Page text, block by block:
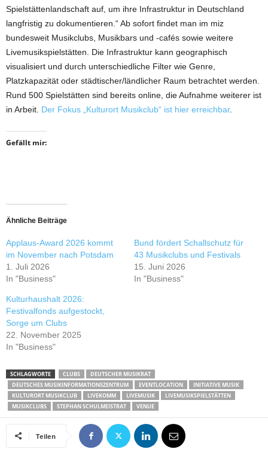
Spielstättenlandschaft auf, um ihre Infrastruktur in Deutschland
langfristig zu dokumentieren.“ Ab sofort findet man im miz
bundesweit Musikclubs, Musikbars und -cafés sowie weitere
Livemusikspielstätten. Die Infrastruktur kann geographisch
visualisiert und durch unterschiedliche Filter wie Genre,
Platzkapazität oder städtischer/ländlicher Raum betrachtet werden.
Rund 500 Spielstätten sind bereits online, die Aufnahme weiterer ist
in Arbeit. Der Fokus „Kulturort Musikclub“ ist hier erreichbar.
Gefällt mir:
Ähnliche Beiträge
Applaus-Award 2026 kommt
im November nach Potsdam
1. Juli 2026
In "Business"
Bund fördert Schallschutz für
43 Musikclubs und Festivals
15. Juni 2026
In "Business"
Kulturhaushalt 2026:
Festivalfonds aufgestockt,
Sorge um Clubs
22. November 2025
In "Business"
SCHLAGWORTE CLUBS
DEUTSCHER MUSIKRAT
DEUTSCHES MUSIKINFORMATIONSZENTRUM
EVENTLOCATION
INITIATIVE MUSIK
KULTURORT MUSIKCLUB
LIVEKOMM LIVEMUSIK
LIVEMUSIKSPIELSTÄTTEN
MUSIKCLUBS
STEPHAN SCHULMEISTRAT VENUE
Teilen